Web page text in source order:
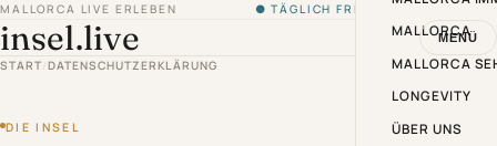
MALLORCA LIVE ERLEBEN ● TÄGLICH FRISCH VON DER INSEL
insel.live MENÜ
MALLORCA
MALLORCA
LONGEVITY
ÜBER UNS
START /DATENSCHUTZERKLÄRUNG
DIE INSEL